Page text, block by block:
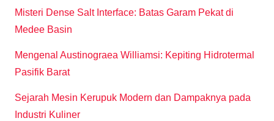
Misteri Dense Salt Interface: Batas Garam Pekat di
Medee Basin
Mengenal Austinograea Williamsi: Kepiting Hidrotermal
Pasifik Barat
Sejarah Mesin Kerupuk Modern dan Dampaknya pada
Industri Kuliner